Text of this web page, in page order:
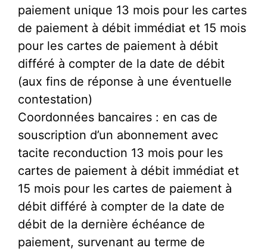
paiement unique 13 mois pour les cartes
de paiement à débit immédiat et 15 mois
pour les cartes de paiement à débit
différé à compter de la date de débit
(aux fins de réponse à une éventuelle
contestation)
Coordonnées bancaires : en cas de
souscription d’un abonnement avec
tacite reconduction 13 mois pour les
cartes de paiement à débit immédiat et
15 mois pour les cartes de paiement à
débit différé à compter de la date de
débit de la dernière échéance de
paiement, survenant au terme de